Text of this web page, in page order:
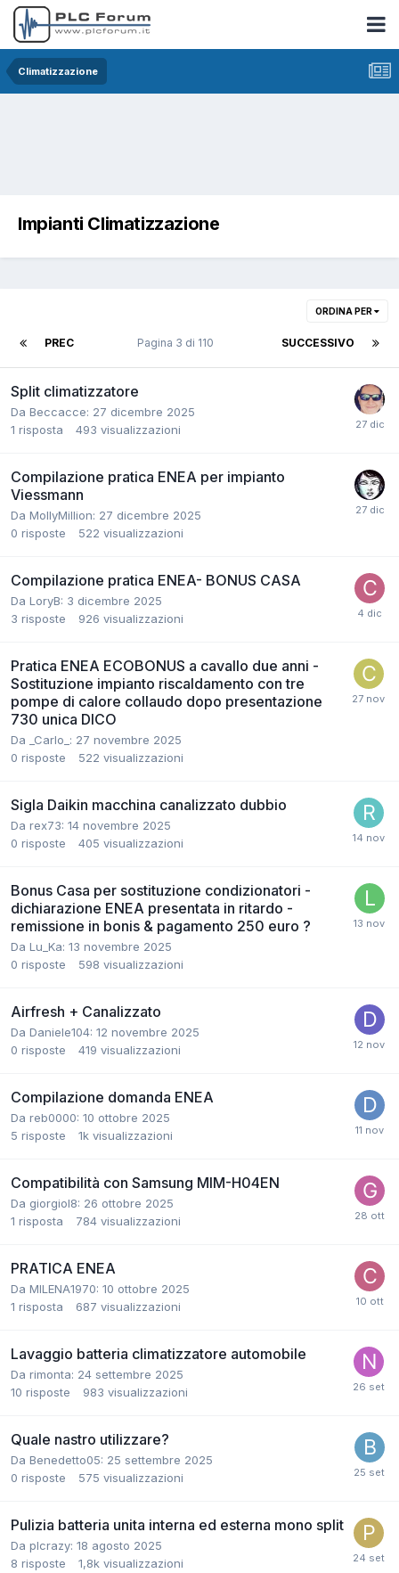
Climatizzazione
Impianti Climatizzazione
ORDINA PER
PREC SUCCESSIVO
Pagina 3 di 110
Split climatizzatore
Da Beccacce: 27 dicembre 2025
1 risposta 493 visualizzazioni
Compilazione pratica ENEA per impianto
Viessmann
Da MollyMillion: 27 dicembre 2025
0 risposte 522 visualizzazioni
Compilazione pratica ENEA- BONUS CASA
Da LoryB: 3 dicembre 2025
3 risposte 926 visualizzazioni
Pratica ENEA ECOBONUS a cavallo due anni -
Sostituzione impianto riscaldamento con tre
pompe di calore collaudo dopo presentazione
730 unica DICO
Da _Carlo_: 27 novembre 2025
0 risposte 522 visualizzazioni
Sigla Daikin macchina canalizzato dubbio
Da rex73: 14 novembre 2025
0 risposte 405 visualizzazioni
Bonus Casa per sostituzione condizionatori -
dichiarazione ENEA presentata in ritardo -
remissione in bonis & pagamento 250 euro ?
Da Lu_Ka: 13 novembre 2025
0 risposte 598 visualizzazioni
Airfresh + Canalizzato
Da Daniele104: 12 novembre 2025
0 risposte 419 visualizzazioni
Compilazione domanda ENEA
Da reb0000: 10 ottobre 2025
5 risposte 1k visualizzazioni
Compatibilità con Samsung MIM-H04EN
Da giorgiol8: 26 ottobre 2025
1 risposta 784 visualizzazioni
PRATICA ENEA
Da MILENA1970: 10 ottobre 2025
1 risposta 687 visualizzazioni
Lavaggio batteria climatizzatore automobile
Da rimonta: 24 settembre 2025
10 risposte 983 visualizzazioni
Quale nastro utilizzare?
Da Benedetto05: 25 settembre 2025
0 risposte 575 visualizzazioni
Pulizia batteria unita interna ed esterna mono split
Da plcrazy: 18 agosto 2025
8 risposte 1,8k visualizzazioni